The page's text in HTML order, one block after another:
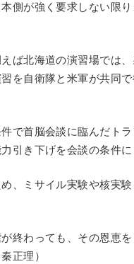
側が強く要求しない限
ば北海道の演習場では
を自衛隊と米軍が共同
で首脳会談に臨んだト
引き下げを会談の条件に
、ミサイル実験や核実
終わっても、その恩恵
正理）